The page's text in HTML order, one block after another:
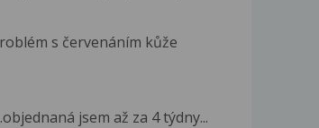
s červenáním kůže
jsem až za 4 týdny...